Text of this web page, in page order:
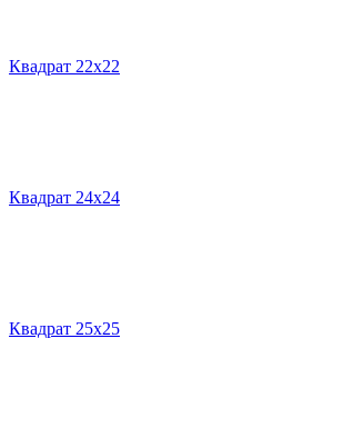
Квадрат 22х22
Квадрат 24х24
Квадрат 25х25